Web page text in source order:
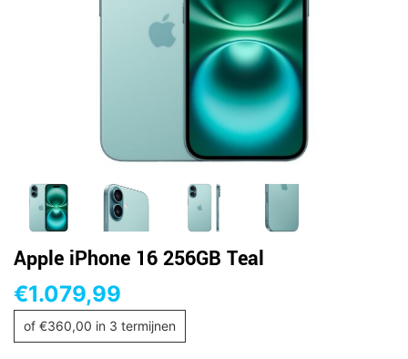
Apple iPhone 16 256GB Teal
€1.079,99
of €360,00 in 3 termijnen